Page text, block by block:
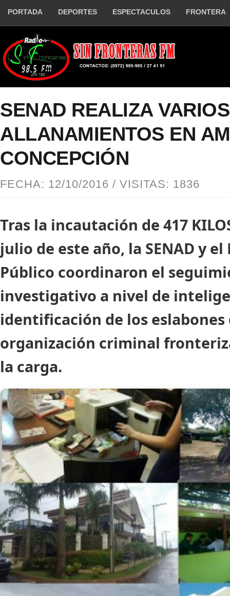
PORTADA DEPORTES ESPECTACULOS FRONTERA
SENAD REALIZA VARIOS
ALLANAMIENTOS EN
CONCEPCIÓN
FECHA: 12/10/2016 / VISITAS: 1836
Tras la incautación de 417
julio de este año, la SENAD y
Público coordinaron el
investigativo a nivel de
identificación de los eslabones
organización criminal
la carga.